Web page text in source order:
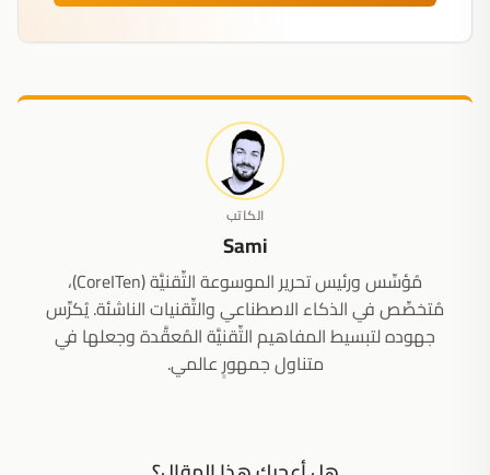
الكاتب
Sami
مُؤسِّس ورئيس تحرير الموسوعة التِّقنيَّة (CoreITen)،
مُتخصِّص في الذكاء الاصطناعي والتِّقنيات الناشئة. يُكرِّس
جهوده لتبسيط المفاهيم التِّقنيَّة المُعقَّدة وجعلها في
متناول جمهورٍ عالمي.